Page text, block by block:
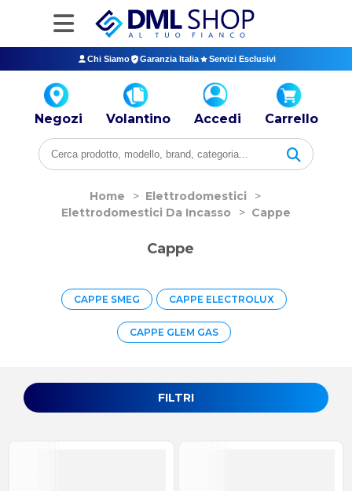
Chi Siamo Garanzia Italia Servizi Esclusivi
Negozi Volantino Accedi Carrello
Home > Elettrodomestici
>
Elettrodomestici Da Incasso
> Cappe
FILTRI
Cappe
CAPPE SMEG CAPPE ELECTROLUX
CAPPE GLEM GAS